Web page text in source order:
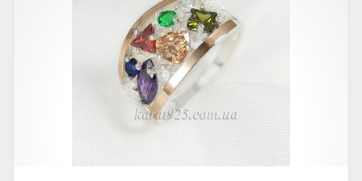
браслена довжиною 18 см. (6 ланок)